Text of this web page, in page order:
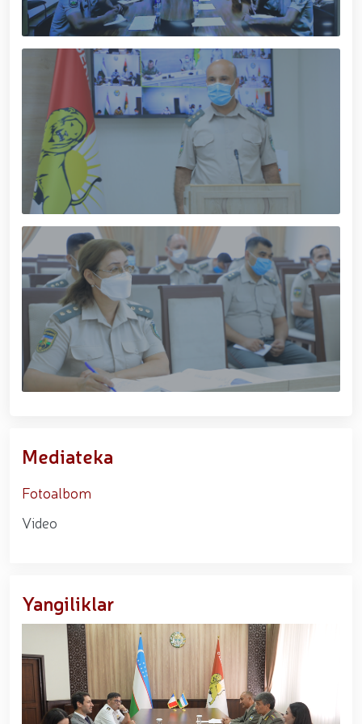
xizmat itlari ko‘rgazmasi tashkil etildi. // “Dog
biatloni” bellashuvining 6-respublika idoralararo
musobaqasi g'oliblari aniqlandi. // O‘zbekistonning
harbiy salohiyatini mustahkamlash: islohotlar va
ustuvor vazifalar.// Milliy gvardiya qo‘mondoni
Jamoat xavfsizligi universiteti bitiruvchi kursantlari
bilan uchrashdi.// 9-may — Xotira va qadrlash kuni
munosabati bilan Milliy gvardiya qoʻmondonligi
tomonidan poytaxtimizda istiqomat qiluvchi Ikkinchi
jahon urushi qatnashchilari va faxriylari holidan xabar
olindi. // “Uyg‘oq xotira” nomli teatrlashtirilgan
musiqiy konsert dasturi namoyish qilindi.// “Uch
avlod uchrashuvi” hamda “Bizning qahramonlar”
kitobining taqdimotiga bag‘ishlangan tadbir tashkil
etildi.// “Men G‘olib Run” yugurish musobaqasida
gvardiyachilar faxrli o'rinlarni egallashdi.//
Hamkorlikdagi profilaktik tadbirlar davom
ettirilmoqda. Xavfsiz muhitni ta’minlashga
qaratilgan chora-tadbirlar Milliy gvardiya
qo‘mondoni general-polkovnik B. Tashmatov
rahbarligida Yunusobod tumanida amalga oshirildi //
Buyuk davlat arbobi Sohibqiron Amir Temur
tavalludining 690 yilligi munosabati bilan,
O‘zbekiston Milliy kino san'ati saroyida Milliy
gvardiya tizimidagi yoshlar bilan uchrashuv bo‘lib
“Navroʻzni ulugʻlash – insonni ulugʻlashdir!” shiori
ostida bayram sayli // Askarlar kasb-hunar
yod etildi // Strandja turnirida Milliy gvardiya harbiy
kiritdi. // Iroda Ismoilova «Sodiq xizmatlari uchun»
tadbirlari doirasida muddatdi harbiy xizmatchilarga
sertifikatlar topshirildi. // Milliy gvardiya
qo‘mondoni, general-polkovnik B.Tashmatov
poytaxtimizdagi manzilli ishlari davomida yoshlar
bilan uchrashib, ular bilan ochiq muloqot o‘tkazdi. //
Farg‘ona viloyatida jinoyat sodir etishga moyil
shaxslar yashash manzillarida tezkor tadbirlar
Mediateka
Fotoalbom
Video
Yangiliklar